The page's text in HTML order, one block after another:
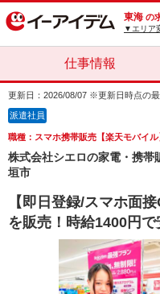
東海 の
▼エリア
仕事情報
更新日：2026/08/07 ※更新日時点の
派遣社員
職種：スマホ携帯販売【楽天モバイル
株式会社シエロの家電・携帯
垣市
【即日登録/スマホ面
を販売！時給1400円